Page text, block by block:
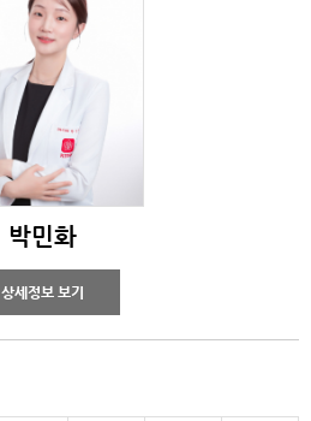
박민화
상세정보 보기